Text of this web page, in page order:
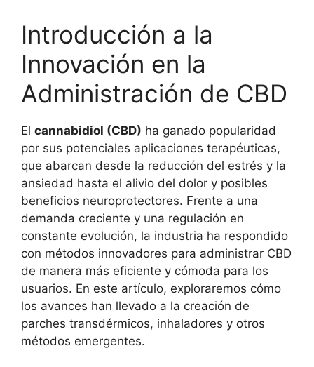
Introducción a la
Innovación en la
Administración de CBD
El cannabidiol (CBD) ha ganado popularidad
por sus potenciales aplicaciones terapéuticas,
que abarcan desde la reducción del estrés y la
ansiedad hasta el alivio del dolor y posibles
beneficios neuroprotectores. Frente a una
demanda creciente y una regulación en
constante evolución, la industria ha respondido
con métodos innovadores para administrar CBD
de manera más eficiente y cómoda para los
usuarios. En este artículo, exploraremos cómo
los avances han llevado a la creación de
parches transdérmicos, inhaladores y otros
métodos emergentes.